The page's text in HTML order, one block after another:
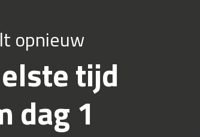
opnieuw
tijd
dag 1